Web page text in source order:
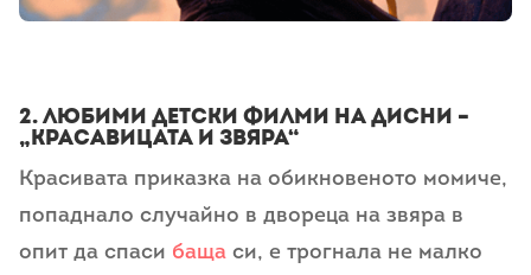
2. любими детски филми на дисни –
„Красавицата и Звяра“
Красивата приказка на обикновеното момиче,
попаднало случайно в двореца на звяра в
опит да спаси баща си, е трогнала не малко